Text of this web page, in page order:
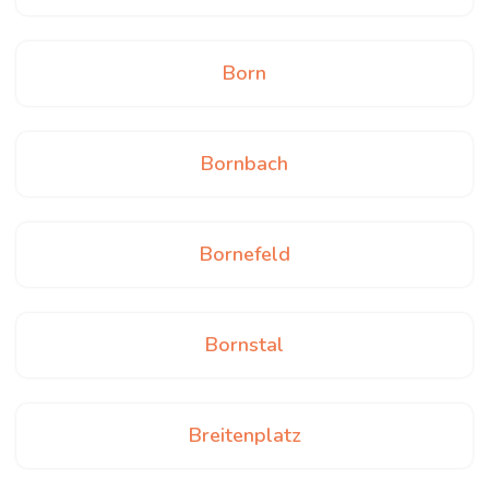
Born
Bornbach
Bornefeld
Bornstal
Breitenplatz